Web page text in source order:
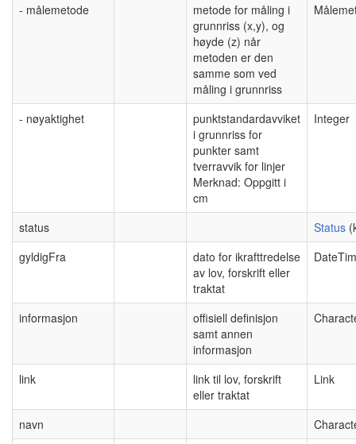
- målemetode
metode for måling i
grunnriss (x,y), og
høyde (z) når
metoden er den
samme som ved
måling i grunnriss
- nøyaktighet
punktstandardavviket
i grunnriss for
punkter samt
tverravvik for linjer
Merknad: Oppgitt i
cm
Integer
status Status
gyldigFra
dato for ikrafttredelse
av lov, forskrift eller
traktat
informasjon
offisiell definisjon
samt annen
informasjon
link
link til lov, forskrift
eller traktat
Link
navn